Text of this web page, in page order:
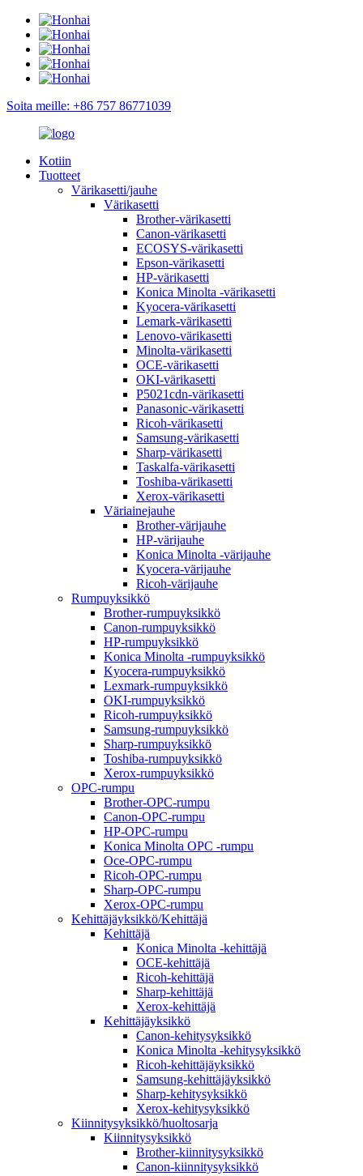
Soita meille: +86 757 86771039
Kotiin
Tuotteet
Värikasetti/jauhe
Värikasetti
Brother-värikasetti
Canon-värikasetti
ECOSYS-värikasetti
Epson-värikasetti
HP-värikasetti
Konica Minolta -värikasetti
Kyocera-värikasetti
Lemark-värikasetti
Lenovo-värikasetti
Minolta-värikasetti
OCE-värikasetti
OKI-värikasetti
P5021cdn-värikasetti
Panasonic-värikasetti
Ricoh-värikasetti
Samsung-värikasetti
Sharp-värikasetti
Taskalfa-värikasetti
Toshiba-värikasetti
Xerox-värikasetti
Väriainejauhe
Brother-värijauhe
HP-värijauhe
Konica Minolta -värijauhe
Kyocera-värijauhe
Ricoh-värijauhe
Rumpuyksikkö
Brother-rumpuyksikkö
Canon-rumpuyksikkö
HP-rumpuyksikkö
Konica Minolta -rumpuyksikkö
Kyocera-rumpuyksikkö
Lexmark-rumpuyksikkö
OKI-rumpuyksikkö
Ricoh-rumpuyksikkö
Samsung-rumpuyksikkö
Sharp-rumpuyksikkö
Toshiba-rumpuyksikkö
Xerox-rumpuyksikkö
OPC-rumpu
Brother-OPC-rumpu
Canon-OPC-rumpu
HP-OPC-rumpu
Konica Minolta OPC -rumpu
Oce-OPC-rumpu
Ricoh-OPC-rumpu
Sharp-OPC-rumpu
Xerox-OPC-rumpu
Kehittäjäyksikkö/Kehittäjä
Kehittäjä
Konica Minolta -kehittäjä
OCE-kehittäjä
Ricoh-kehittäjä
Sharp-kehittäjä
Xerox-kehittäjä
Kehittäjäyksikkö
Canon-kehitysyksikkö
Konica Minolta -kehitysyksikkö
Ricoh-kehittäjäyksikkö
Samsung-kehittäjäyksikkö
Sharp-kehitysyksikkö
Xerox-kehitysyksikkö
Kiinnitysyksikkö/huoltosarja
Kiinnitysyksikkö
Brother-kiinnitysyksikkö
Canon-kiinnitysyksikkö